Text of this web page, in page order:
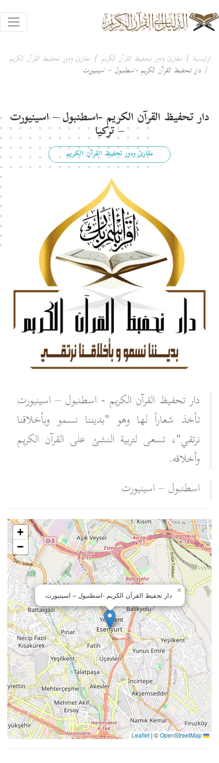
الرئيسية مقارئ ودور تحفيظ القرآن الكريم
مقارئ ودور تحفيظ القرآن الكريم
دار تحفيظ القرآن الكريم -اسطنبول – اسينيورت
دار تحفيظ القرآن الكريم -اسطنبول – اسينيورت
– تركيا
مقارئ ودور تحفيظ القرآن الكريم
دار تحفيظ القرآن الكريم - اسطنبول – اسينيورت
تأخذ شعاراً لها وهو "بديننا نسمو وبأخلاقنا
نرتقي"، تسعى لتربية النشئ على القرآن الكريم
وأخلاقه.
اسطنبول – اسينيورت
دار تحفيظ القرآن الكريم -اسطنبول – اسينيورت
×
+
−
| ©OpenStreetMap